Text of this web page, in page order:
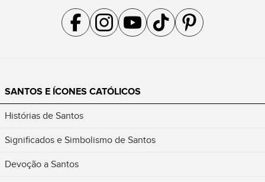
Acompanhe a gente no Facebook
Acompanhe a gente no Instagram
Acompanhe a gente no YouTube
Acompanhe a gente no TikTok
Acompanhe a gente no
SANTOS E ÍCONES CATÓLICOS
Histórias de Santos
Significados e Simbolismo de Santos
Devoção a Santos